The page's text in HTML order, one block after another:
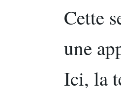
Cette
une
Ici, la